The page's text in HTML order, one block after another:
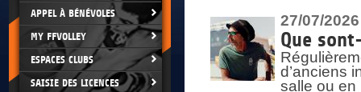
APPEL À BÉNÉVOLES
MY FFVOLLEY
ESPACES CLUBS
SAISIE DES LICENCES
27/07/2026
Que
d’anciens
salle ou en